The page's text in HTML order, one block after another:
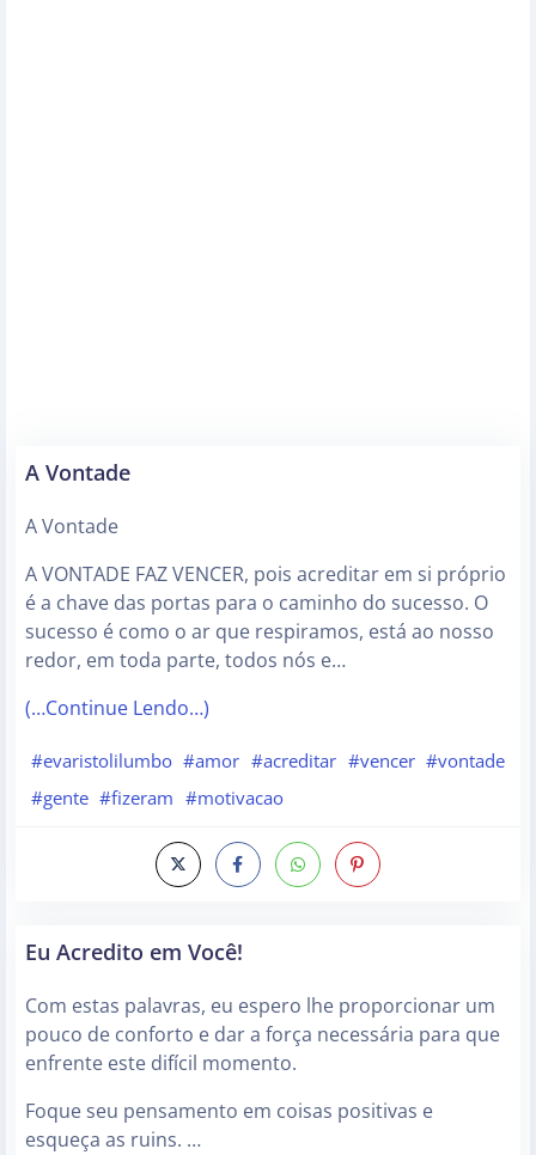
A Vontade
A Vontade
A VONTADE FAZ VENCER, pois acreditar em si próprio
é a chave das portas para o caminho do sucesso. O
sucesso é como o ar que respiramos, está ao nosso
redor, em toda parte, todos nós e…
(…Continue Lendo…)
#evaristolilumbo #amor #acreditar #vencer #vontade
#gente #fizeram #motivacao
Eu Acredito em Você!
Com estas palavras, eu espero lhe proporcionar um
pouco de conforto e dar a força necessária para que
enfrente este difícil momento.
Foque seu pensamento em coisas positivas e
esqueça as ruins. …